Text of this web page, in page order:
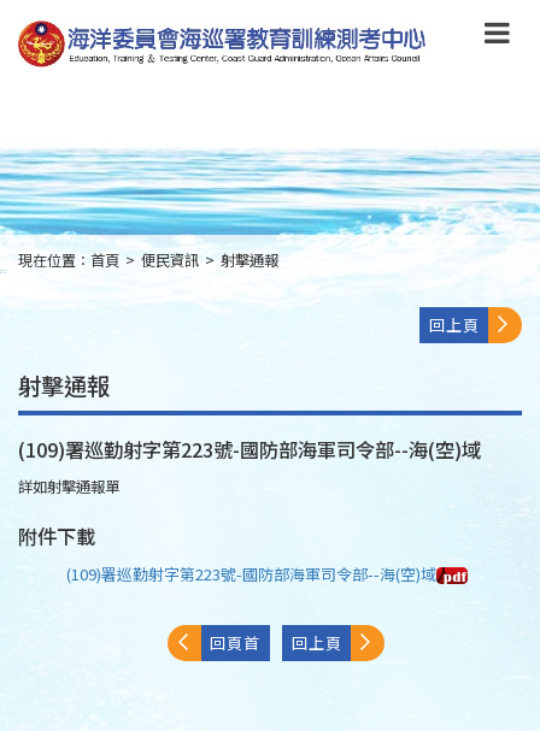
到
主
要
to
main
content
:::
現在位置： 首頁 > 便民資訊 > 射擊通報
回上頁
射擊通報
(109)署巡勤射字第223號-國防部海軍司令部--海(空)域
詳如射擊通報單
附件下載
(109)署巡勤射字第223號-國防部海軍司令部--海(空)域
回頁首 回上頁